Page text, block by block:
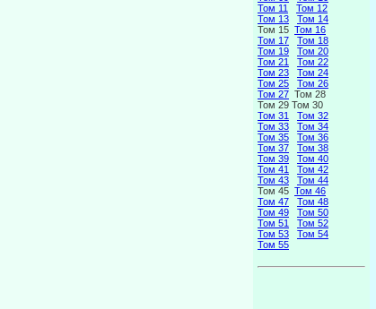
Том 11
Том 12
Том 13
Том 14
Том 15 Том 16
Том 17
Том 18
Том 19
Том 20
Том 21
Том 22
Том 23
Том 24
Том 25
Том 26
Том 27 Том 28
Том 29 Том 30
Том 31
Том 32
Том 33
Том 34
Том 35
Том 36
Том 37
Том 38
Том 39
Том 40
Том 41
Том 42
Том 43
Том 44
Том 45 Том 46
Том 47
Том 48
Том 49
Том 50
Том 51
Том 52
Том 53
Том 54
Том 55